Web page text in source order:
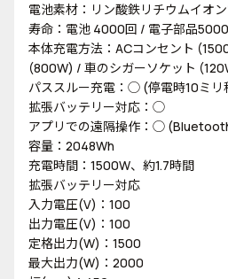
電池素材：リン酸鉄リチウムイオ
寿命：電池 4000回 / 電子部品
本体充電方法：ACコンセント
(800W) / 車のシガーソケット
パススルー充電：◯ (停電時10ミリ
拡張バッテリー対応：◯
アプリでの遠隔操作：◯
容量：2048Wh
充電時間：1500W、約1.7時間
拡張バッテリー対応
入力電圧(V)：100
出力電圧(V)：100
定格出力(W)：1500
最大出力(W)：2000